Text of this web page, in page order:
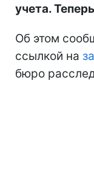
учета.
Об этом
ссылкой на
бюро